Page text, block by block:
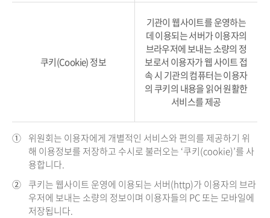
쿠키(Cookie) 정보
기관이 웹사이트를 운영하는
데 이용되는 서버가 이용자의
브라우저에 보내는 소량의 정
보로서 이용자가 웹 사이트 접
속 시 기관의 컴퓨터는 이용자
의 쿠키의 내용을 읽어 원활한
서비스를 제공
① 위원회는 이용자에게 개별적인 서비스와 편의를 제공하기 위
해 이용정보를 저장하고 수시로 불러오는 ‘쿠키(cookie)’를 사
용합니다.
② 쿠키는 웹사이트 운영에 이용되는 서버(http)가 이용자의 브라
우저에 보내는 소량의 정보이며 이용자들의 PC 또는 모바일에
저장됩니다.